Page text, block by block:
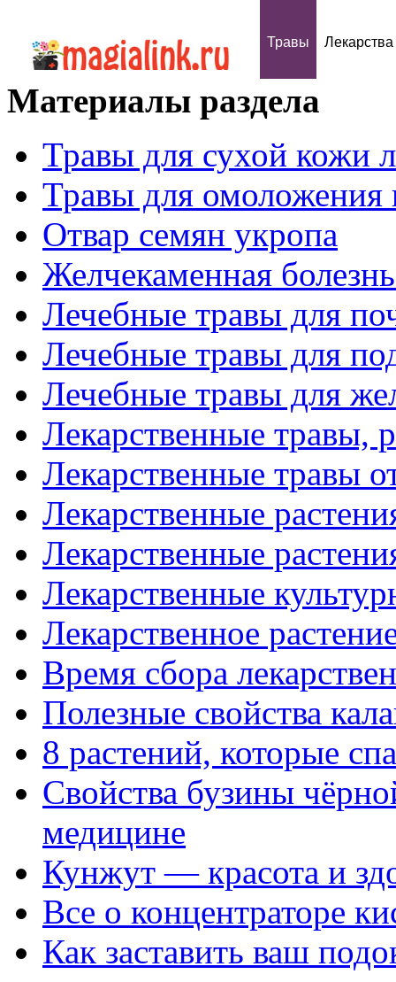
Травы Лекарства
Материалы раздела
Травы для сухой кожи
Травы для омоложения
Отвар семян укропа
Желчекаменная
Лечебные травы для
Лечебные травы для
Лечебные травы для
Лекарственные травы,
Лекарственные травы
Лекарственные
Лекарственные
Лекарственные
Лекарственное
Время сбора
Полезные свойства
8 растений, которые
Свойства бузины
медицине
Кунжут — красота и
Все о концентраторе
Как заставить ваш